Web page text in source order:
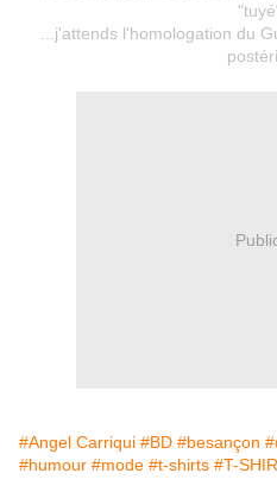
...j'attends l'homologation du
#Angel Carriqui #BD #besançon
#humour #mode #t-shirts #T-